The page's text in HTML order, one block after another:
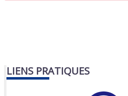
LIENS PRATIQUES